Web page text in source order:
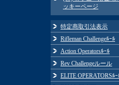
ッキーページ
特定商取引法表示
Rifleman Challengeﾙｰﾙ
Action Operatorsﾙｰﾙ
Rev Challengeルール
ELITE OPERATORSﾙｰ